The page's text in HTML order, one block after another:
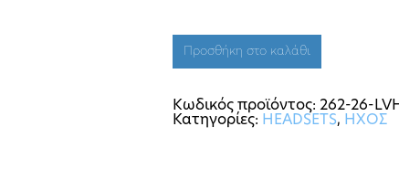
Προσθήκη στο καλάθι
Κωδικός προϊόντος: 262-26-
Κατηγορίες: HEADSETS, ΗΧΟΣ